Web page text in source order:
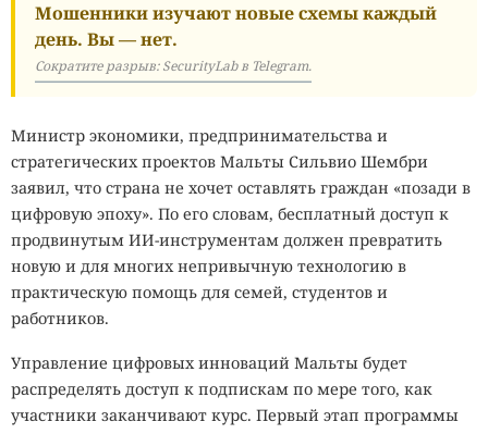
Мошенники изучают новые схемы каждый
день. Вы — нет.
Сократите разрыв: SecurityLab в Telegram.
Министр экономики, предпринимательства и
стратегических проектов Мальты Сильвио Шембри
заявил, что страна не хочет оставлять граждан «позади в
цифровую эпоху». По его словам, бесплатный доступ к
продвинутым ИИ-инструментам должен превратить
новую и для многих непривычную технологию в
практическую помощь для семей, студентов и
работников.
Управление цифровых инноваций Мальты будет
распределять доступ к подпискам по мере того, как
участники заканчивают курс. Первый этап программы